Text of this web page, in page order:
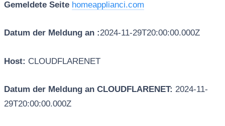
Gemeldete Seite homeapplianci.com
Datum der Meldung an :2024-11-29T20:00:00.000Z
Host: CLOUDFLARENET
Datum der Meldung an CLOUDFLARENET: 2024-11-
29T20:00:00.000Z